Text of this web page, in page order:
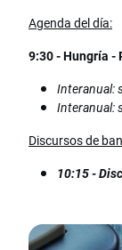
Agenda del día:
9:30 - Hungría -
Interanual:
Interanual:
Discursos de
10:15 -